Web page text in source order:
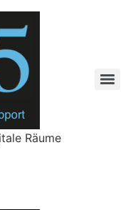
Räume